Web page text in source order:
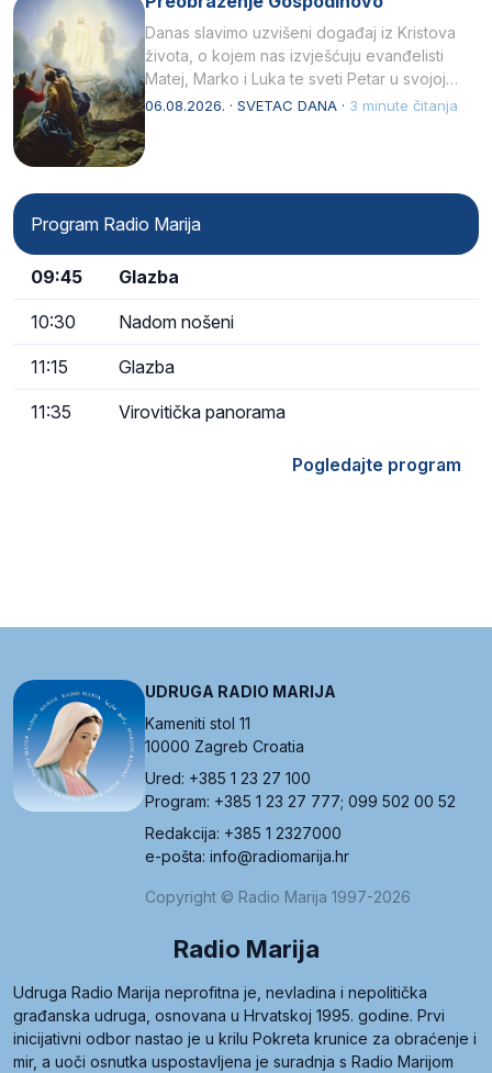
Danas slavimo uzvišeni događaj iz Kristova
života, o kojem nas izvješćuju evanđelisti
Matej, Marko i Luka te sveti Petar u svojoj
drugoj…
06.08.2026. · SVETAC DANA · 3 minute čitanja
Program Radio Marija
09:45 Glazba
10:30 Nadom nošeni
11:15 Glazba
11:35 Virovitička panorama
Pogledajte program
UDRUGA RADIO MARIJA
Kameniti stol 11
10000 Zagreb Croatia
Ured: +385 1 23 27 100
Program: +385 1 23 27 777; 099 502 00 52
Redakcija: +385 1 2327000
e-pošta: info@radiomarija.hr
Copyright © Radio Marija 1997-2026
Radio Marija
Udruga Radio Marija neprofitna je, nevladina i nepolitička
građanska udruga, osnovana u Hrvatskoj 1995. godine. Prvi
inicijativni odbor nastao je u krilu Pokreta krunice za obraćenje i
mir, a uoči osnutka uspostavljena je suradnja s Radio Marijom